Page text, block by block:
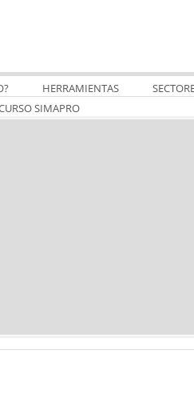
HERRAMIENTAS
SIMAPRO